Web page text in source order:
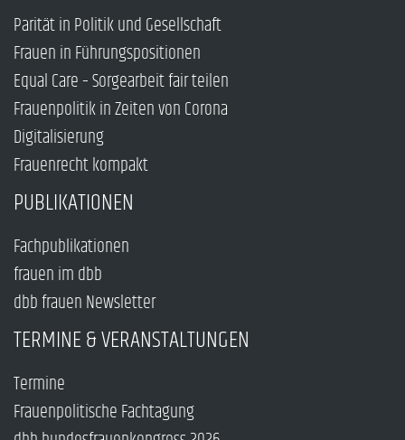
Parität in Politik und Gesellschaft
Frauen in Führungspositionen
Equal Care – Sorgearbeit fair teilen
Frauenpolitik in Zeiten von Corona
Digitalisierung
Frauenrecht kompakt
PUBLIKATIONEN
Fachpublikationen
frauen im dbb
dbb frauen Newsletter
TERMINE & VERANSTALTUNGEN
Termine
Frauenpolitische Fachtagung